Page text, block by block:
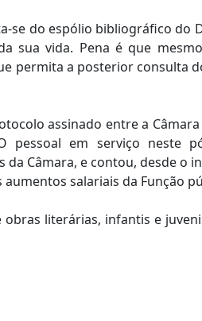
do espólio bibliográfico do
sua vida. Pena é que
permita a posterior consulta
assinado entre a Câmara
pessoal em serviço neste
Câmara, e contou, desde o
salariais da Função
obras literárias, infantis e